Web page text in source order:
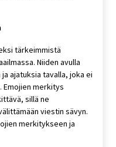
tärkeimmistä
Niiden avulla
ajatuksia tavalla, joka ei
Emojien merkitys
sillä ne
viestin sävyn.
merkitykseen ja